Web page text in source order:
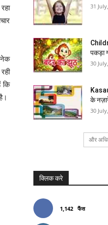
कि
31
पकड़ा
30
के
30
और
क्लिक करे
1,142 फैंस